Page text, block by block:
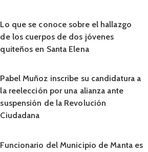
Lo que se conoce sobre el hallazgo
de los cuerpos de dos jóvenes
quiteños en Santa Elena
Pabel Muñoz inscribe su candidatura a
la reelección por una alianza ante
suspensión de la Revolución
Ciudadana
Funcionario del Municipio de Manta es